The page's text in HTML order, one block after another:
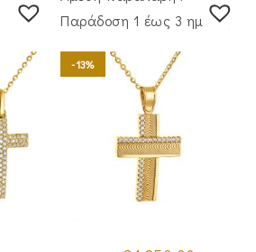
Παράδoση 1 έως 3 ημέρες
-13%